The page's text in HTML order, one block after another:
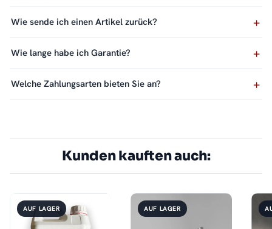
Wie sende ich einen Artikel zurück?
Wie lange habe ich Garantie?
Welche Zahlungsarten bieten Sie an?
Kunden kauften auch:
AUF LAGER AUF LAGER